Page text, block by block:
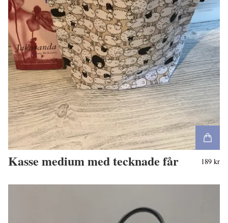
Kasse medium med tecknade får 189 kr